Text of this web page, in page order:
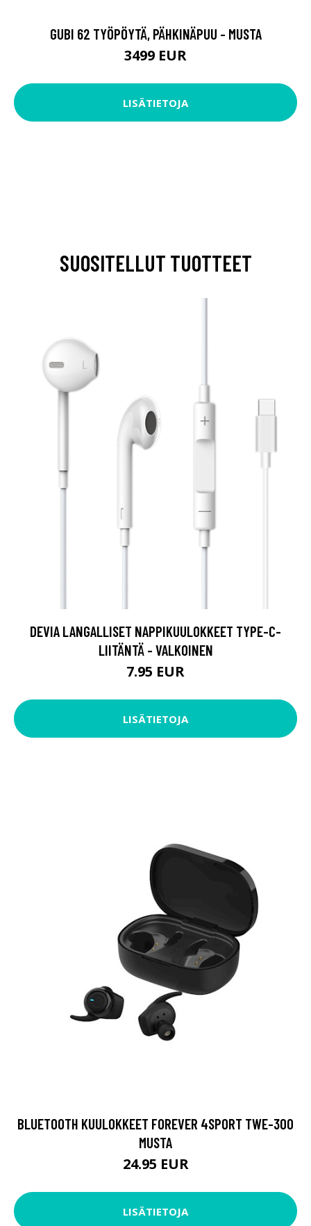
GUBI 62 TYÖPÖYTÄ, PÄHKINÄPUU - MUSTA
3499 EUR
LISÄTIETOJA
SUOSITELLUT TUOTTEET
DEVIA LANGALLISET NAPPIKUULOKKEET TYPE-C-
LIITÄNTÄ - VALKOINEN
7.95 EUR
LISÄTIETOJA
BLUETOOTH KUULOKKEET FOREVER 4SPORT TWE-300
MUSTA
24.95 EUR
LISÄTIETOJA